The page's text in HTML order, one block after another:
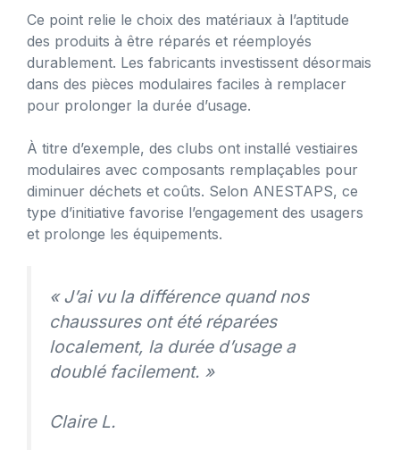
Ce point relie le choix des matériaux à l’aptitude
des produits à être réparés et réemployés
durablement. Les fabricants investissent désormais
dans des pièces modulaires faciles à remplacer
pour prolonger la durée d’usage.
À titre d’exemple, des clubs ont installé vestiaires
modulaires avec composants remplaçables pour
diminuer déchets et coûts. Selon ANESTAPS, ce
type d’initiative favorise l’engagement des usagers
et prolonge les équipements.
« J’ai vu la différence quand nos
chaussures ont été réparées
localement, la durée d’usage a
doublé facilement. »
Claire L.